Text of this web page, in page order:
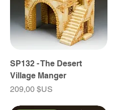
SP132 - The Desert
Village Manger
Prix
209,00 $US